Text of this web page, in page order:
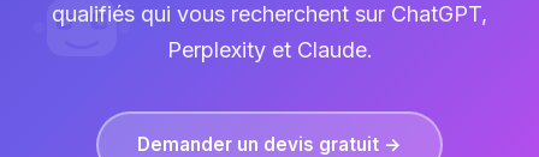
qualifiés qui vous recherchent sur ChatGPT,
Perplexity et Claude.
Demander un devis gratuit →